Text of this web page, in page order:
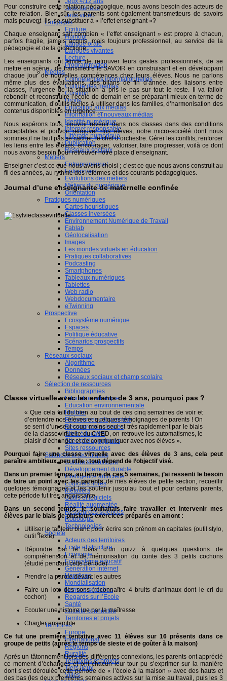
Jeux sérieux
Jeux vidéo
Langages
Ecriture
Humour
Langue orale
Langues vivantes
Lecture
Programmation
Médias
Compétences informationnelles
Culture des médias
Curation
Droits
Education aux médias
Information et nouveaux médias
Identité numérique
Internet responsable
Littératie numérique
Publication
Réseaux sociaux
Métiers
Entrepreneuriat
Entreprises
Evolutions des métiers
Métiers du numérique
Orientation
Pratiques numériques
Cartes heuristiques
Classes inversées
Environnement Numérique de Travail
Fablab
Géolocalisation
Images
Les mondes virtuels en éducation
Pratiques collaboratives
Podcasting
Smartphones
Tableaux numériques
Tablettes
Web radio
Webdocumentaire
eTwinning
Prospective
Ecosystème numérique
Espaces
Politique éducative
Scénarios prospectifs
Temps
Réseaux sociaux
Algorithme
Données
Réseaux sociaux et champ scolaire
Sélection de ressources
Bibliographies
Education artistique
Education environnementale
Histoire
Ressources citoyenneté
Ressources sciences
Sites éducatifs
Sites pédagogiques
Sites ressources
Sciences et techniques
Culture scientifique
Développement durable
Intelligence artificielle
Logiciels libres
Métavers
Outils et logiciels
Réalité augmentée
Ressources sciences
Robotique
Technologies
Société
Acteurs des territoires
Ecole et structure
Economie
Ecosystème éducatif
Génération internet
Handicap
Mondialisation
Normes scolaires
Regards sur l’Ecole
Santé
Société connectée
Territoires et projets
Territoires
Europe
International
Régions
Ruralité
Territoires et projets
Tiers lieux
Villes
Pour construire cette relation pédagogique, nous avons besoin des acteurs de
cette relation. Bien sûr, les parents sont également transmetteurs de savoirs
mais peuvent -ils se substituer à « l’effet enseignant »?
Chaque enseignant sait combien « l’effet enseignant » est propre à chacun,
parfois fragile, jamais acquis, mais toujours professionnel, au service de la
pédagogie et de la didactique.
Les enseignants ont envie de retrouver leurs gestes professionnels, de se
mettre en scène, de transmettre le SAVOIR en construisant et en développant
chaque jour de nouvelles compétences chez leurs élèves. Nous ne parlons
même plus des évaluations, des bilans de fin d’année, des liaisons entre
classes, l’urgence de la situation a pris le pas sur tout le reste. Il va falloir
rebondir et reconstruire l’école de demain en se préparant mieux en terme de
communication, d’outils faciles à utiliser dans les familles, d’harmonisation des
contenus disponibles en urgence….
Nous espérons tous, pouvoir revenir dans nos classes dans des conditions
acceptables et pouvoir retrouver nos élèves, notre micro-société dont nous
sommes,il ne faut pas se cacher, le chef d’orchestre. Gérer les conflits, renforcer
les liens entre les élèves, encourager, valoriser, faire progresser, voilà ce dont
nous avons besoin pour retrouver notre place d’enseignant.
Enseigner c’est ce que nous avons choisi ; c’est ce que nous avons construit au
fil des années, au rythme des réformes et des courants pédagogiques.
Journal d’une enseignante de maternelle confinée
Classe virtuelle avec les enfants de 3 ans, pourquoi pas ?
« Que cela fait du bien au bout de ces cinq semaines de voir et
d’entendre nos élèves et quelques témoignages de parents ! On
se sent d’un seul coup moins seul et très rapidement par le biais
de la classe virtuelle du CNED, on retrouve les automatismes, le
plaisir d’échanger et de communiquer avec nos élèves ».
Pourquoi faire une classe virtuelle avec des élèves de 3 ans, cela peut
paraître ambitieux, peu utile ; tout dépend de l’objectif visé.
Dans un premier temps, au terme de ces 5 semaines, j’ai ressenti le besoin
de faire un point avec les parentsde mes élèves de petite section, recueillir
quelques témoignages et les soutenir jusqu’au bout et pour certains parents,
cette période fut très angoissante.
Dans un second temps, je souhaitais faire travailler et intervenir mes
élèves par le biais de plusieurs exercices préparés en amont :
Utiliser le tableau blanc pour écrire son prénom en capitales (outil stylo,
outil Texte)
Répondre par le biais d’un quizz à quelques questions de
compréhension et de mémorisation du conte des 3 petits cochons
(étudié pendant cette période)
Prendre la parole devant les autres
Faire un loto des sons (reconnaître 4 bruits d’animaux dont le cri du
cochon)
Ecouter une histoire lue par la maîtresse
Chanter ensemble
Ce fut une première tentative avec 11 élèves sur 16 présents dans ce
groupe de petits (après le temps de sieste et de goûter à la maison)
Après un tâtonnement lors des différentes connexions, les parents ont apprécié
ce moment d’échanges et ont chacun leur tour pu s’exprimer sur la manière
dont s’est déroulée cette période de « l’école à la maison » avec des hauts et
des bas (les deux premières semaines actives sur la mise au travail, puis les 3